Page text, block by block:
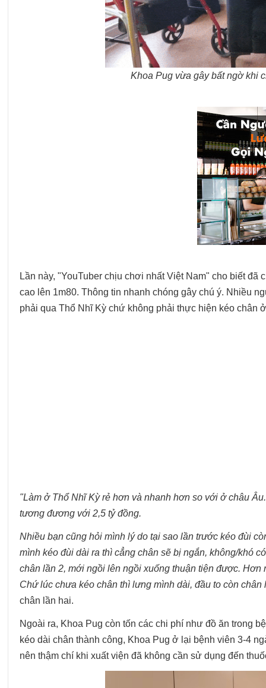
Khoa Pug vừa gây bất ngờ khi
Lần này, "YouTuber chịu chơi nhất Việt Nam" cho biết
cao lên 1m80. Thông tin nhanh chóng gây chú ý. Nhiều
phải qua Thổ Nhĩ Kỳ chứ không phải thực hiện kéo chân
"Làm ở Thổ Nhĩ Kỳ rẻ hơn và nhanh hơn so với ở châu
tương đương với 2,5 tỷ đồng.
Nhiều bạn cũng hỏi mình lý do tại sao lần trước kéo đùi
mình kéo đùi dài ra thì cẳng chân sẽ bị ngắn, không/khó
chân lần 2, mới ngồi lên ngồi xuống thuận tiện được.
Chứ lúc chưa kéo chân thì lưng mình dài, đầu to còn
chân lần hai.
Ngoài ra, Khoa Pug còn tốn các chi phí như đồ ăn trong
kéo dài chân thành công, Khoa Pug ở lại bệnh viên 3-4
nên thậm chí khi xuất viện đã không cần sử dụng đến